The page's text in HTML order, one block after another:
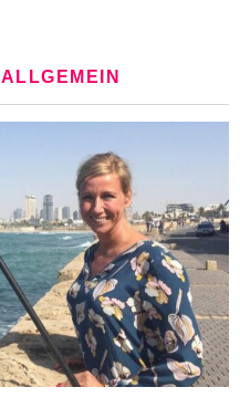
ALLGEMEIN